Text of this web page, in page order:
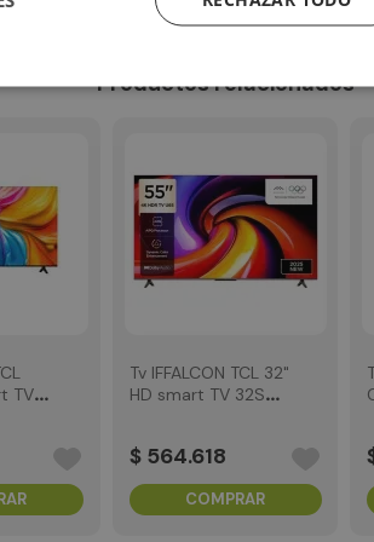
forma de ver televisión.
Productos relacionados
TV
Tv IFFALCON TCL 32"
HD smart TV 32S55
$ 564.618
COMPRAR